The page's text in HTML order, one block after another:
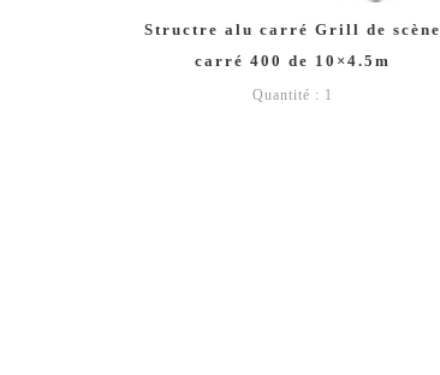
Structre alu carré Grill de scène
carré 400 de 10×4.5m
Quantité : 1